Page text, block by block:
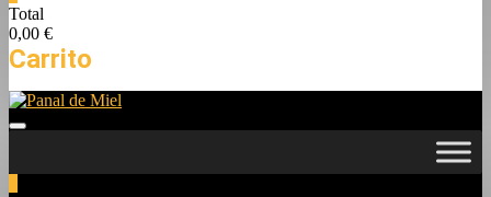
Total
0,00 €
Carrito